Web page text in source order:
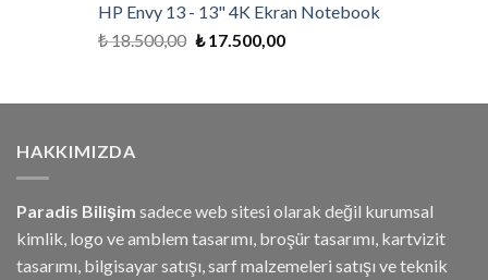
HP Envy 13 - 13" 4K Ekran Notebook
₺18.500,00 ₺17.500,00
HAKKIMIZDA
Paradis Bilişim sadece web sitesi olarak değil kurumsal
kimlik, logo ve amblem tasarımı, broşür tasarımı, kartvizit
tasarımı, bilgisayar satışı, sarf malzemeleri satışı ve teknik